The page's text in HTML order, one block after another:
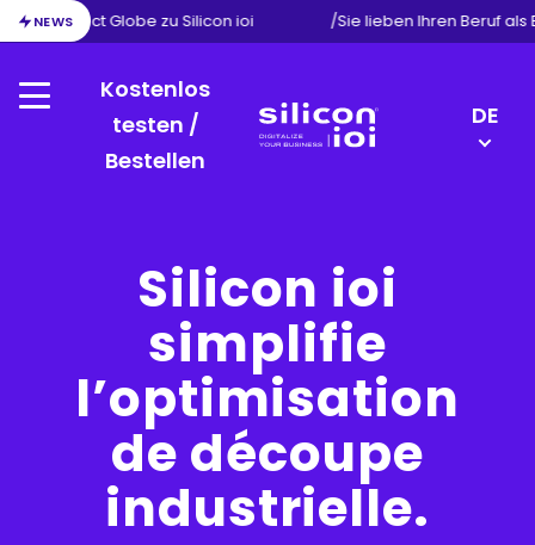
NEWS
von Exact Globe zu Silicon ioi /Sie lieben Ihren Beruf
Menu
Kostenlos
testen /
Bestellen
DE
Silicon ioi
simplifie
l’optimisation
de découpe
industrielle.